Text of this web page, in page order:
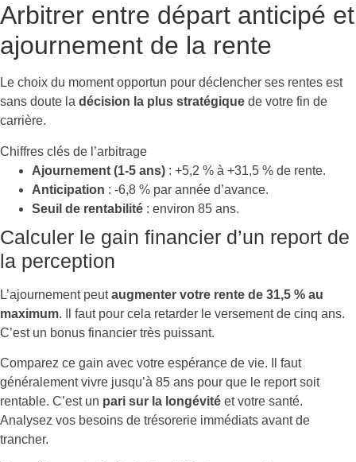
Arbitrer entre départ anticipé et
ajournement de la rente
Le choix du moment opportun pour déclencher ses rentes est
sans doute la décision la plus stratégique de votre fin de
carrière.
Chiffres clés de l’arbitrage
Ajournement (1-5 ans) : +5,2 % à +31,5 % de rente.
Anticipation : -6,8 % par année d’avance.
Seuil de rentabilité : environ 85 ans.
Calculer le gain financier d’un report de
la perception
L’ajournement peutaugmenter votre rente de 31,5 % au
maximum. Il faut pour cela retarder le versement de cinq ans.
C’est un bonus financier très puissant.
Comparez ce gain avec votre espérance de vie. Il faut
généralement vivre jusqu’à 85 ans pour que le report soit
rentable. C’est un pari sur la longévité et votre santé.
Analysez vos besoins de trésorerie immédiats avant de
trancher.